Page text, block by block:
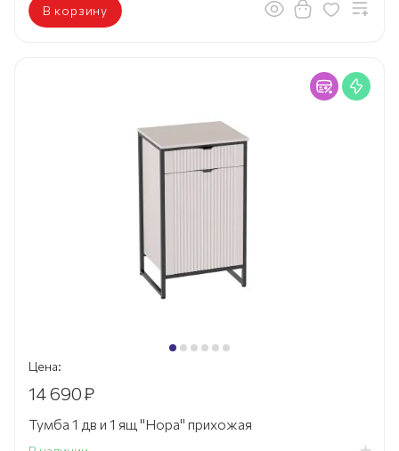
В корзину
Цена:
14 690₽
Тумба 1 дв и 1 ящ "Нора" прихожая